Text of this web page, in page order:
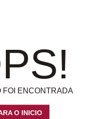
FOI ENCONTRADA
O INICIO